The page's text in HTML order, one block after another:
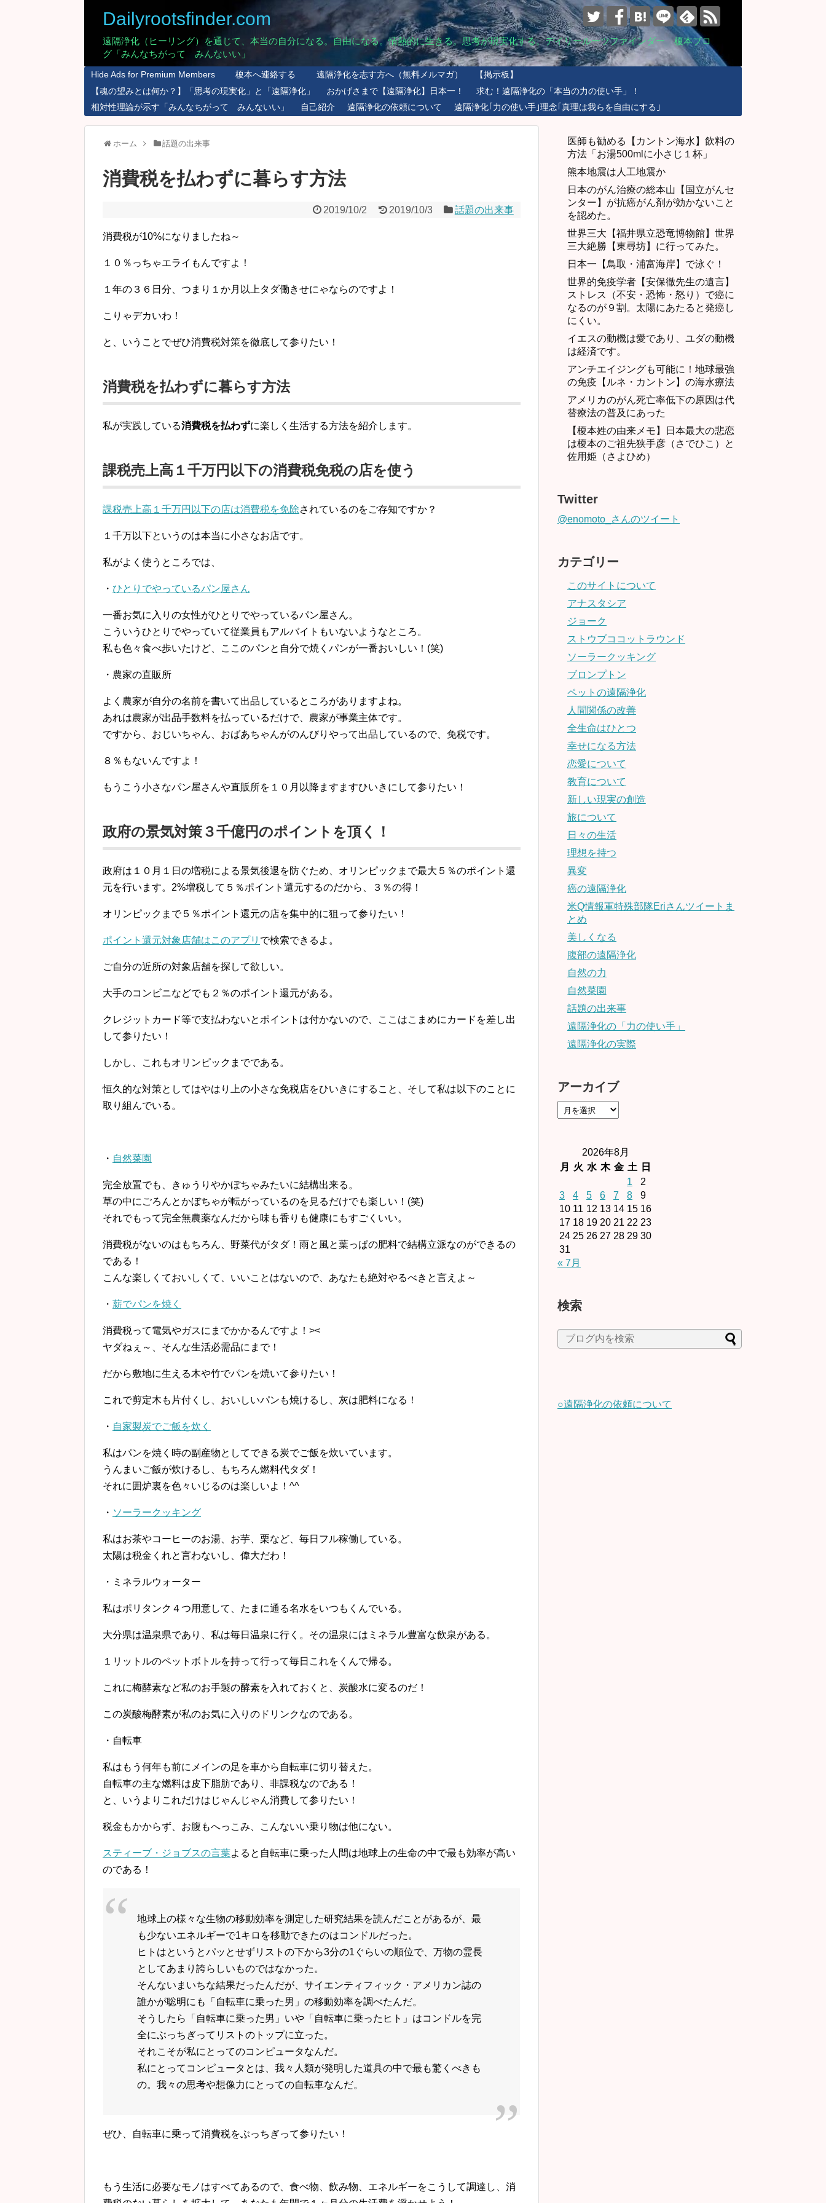
Dailyrootsfinder.com
遠隔浄化（ヒーリング）を通じて、本当の自分になる。自由になる。情熱的に生きる。思考が現実化する。デイリールーツファインダー 榎本ブロ
グ「みんなちがって みんないい」
Hide Ads for Premium Members 榎本へ連絡する 遠隔浄化を志す方へ（無料メルマガ）
【掲示板】
【魂の望みとは何か？】「思考の現実化」と「遠隔浄化」
おかげさまで【遠隔浄化】日本一！
求む！遠隔浄化の「本当の力の使い手」！
相対性理論が示す「みんなちがって みんないい」
自己紹介 遠隔浄化の依頼について 遠隔浄化｢力の使い手｣理念｢真理は我らを自由にする｣
ホーム 話題の出来事
消費税を払わずに暮らす方法
2019/10/2 2019/10/3 話題の出来事
消費税が10%になりましたね～
１０％っちゃエライもんですよ！
１年の３６日分、つまり１か月以上タダ働きせにゃならのですよ！
こりゃデカいわ！
と、いうことでぜひ消費税対策を徹底して参りたい！
消費税を払わずに暮らす方法
私が実践している消費税を払わずに楽しく生活する方法を紹介します。
課税売上高１千万円以下の消費税免税の店を使う
課税売上高１千万円以下の店は消費税を免除されているのをご存知ですか？
１千万以下というのは本当に小さなお店です。
私がよく使うところでは、
・ ひとりでやっているパン屋さん
一番お気に入りの女性がひとりでやっているパン屋さん。
こういうひとりでやっていて従業員もアルバイトもいないようなところ。
私も色々食べ歩いたけど、ここのパンと自分で焼くパンが一番おいしい！(笑)
・農家の直販所
よく農家が自分の名前を書いて出品しているところがありますよね。
あれは農家が出品手数料を払っているだけで、農家が事業主体です。
ですから、おじいちゃん、おばあちゃんがのんびりやって出品しているので、免税です。
８％もないんですよ！
もうこう小さなパン屋さんや直販所を１０月以降ますますひいきにして参りたい！
政府の景気対策３千億円のポイントを頂く！
政府は１０月１日の増税による景気後退を防ぐため、オリンピックまで最大５％のポイント還
元を行います。2%増税して５％ポイント還元するのだから、３％の得！
オリンピックまで５％ポイント還元の店を集中的に狙って参りたい！
ポイント還元対象店舗はこのアプリ で検索できるよ。
ご自分の近所の対象店舗を探して欲しい。
大手のコンビニなどでも２％のポイント還元がある。
クレジットカード等で支払わないとポイントは付かないので、ここはこまめにカードを差し出
して参りたい！
しかし、これもオリンピックまでである。
恒久的な対策としてはやはり上の小さな免税店をひいきにすること、そして私は以下のことに
取り組んでいる。
・ 自然菜園
完全放置でも、きゅうりやかぼちゃみたいに結構出来る。
草の中にごろんとかぼちゃが転がっているのを見るだけでも楽しい！(笑)
それでもって完全無農薬なんだから味も香りも健康にもすごくいい。
消費税がないのはもちろん、野菜代がタダ！雨と風と葉っぱの肥料で結構立派なのができるの
である！
こんな楽しくておいしくて、いいことはないので、あなたも絶対やるべきと言えよ～
・ 薪でパンを焼く
消費税って電気やガスにまでかかるんですよ！><
ヤダねぇ～、そんな生活必需品にまで！
だから敷地に生える木や竹でパンを焼いて参りたい！
これで剪定木も片付くし、おいしいパンも焼けるし、灰は肥料になる！
・ 自家製炭でご飯を炊く
私はパンを焼く時の副産物としてできる炭でご飯を炊いています。
うんまいご飯が炊けるし、もちろん燃料代タダ！
それに囲炉裏を色々いじるのは楽しいよ！^^
・ ソーラークッキング
私はお茶やコーヒーのお湯、お芋、栗など、毎日フル稼働している。
太陽は税金くれと言わないし、偉大だわ！
・ミネラルウォーター
私はポリタンク４つ用意して、たまに通る名水をいつもくんでいる。
大分県は温泉県であり、私は毎日温泉に行く。その温泉にはミネラル豊富な飲泉がある。
１リットルのペットボトルを持って行って毎日これをくんで帰る。
これに梅酵素など私のお手製の酵素を入れておくと、炭酸水に変るのだ！
この炭酸梅酵素が私のお気に入りのドリンクなのである。
・自転車
私はもう何年も前にメインの足を車から自転車に切り替えた。
自転車の主な燃料は皮下脂肪であり、非課税なのである！
と、いうよりこれだけはじゃんじゃん消費して参りたい！
税金もかからず、お腹もへっこみ、こんないい乗り物は他にない。
スティーブ・ジョブスの言葉よると自転車に乗った人間は地球上の生命の中で最も効率が高い
のである！
地球上の様々な生物の移動効率を測定した研究結果を読んだことがあるが、最
も少ないエネルギーで1キロを移動できたのはコンドルだった。
ヒトはというとパッとせずリストの下から3分の1ぐらいの順位で、万物の霊長
としてあまり誇らしいものではなかった。
そんないまいちな結果だったんだが、サイエンティフィック・アメリカン誌の
誰かが聡明にも「自転車に乗った男」の移動効率を調べたんだ。
そうしたら「自転車に乗った男」いや「自転車に乗ったヒト」はコンドルを完
全にぶっちぎってリストのトップに立った。
それこそが私にとってのコンピュータなんだ。
私にとってコンピュータとは、我々人類が発明した道具の中で最も驚くべきも
の。我々の思考や想像力にとっての自転車なんだ。
ぜひ、自転車に乗って消費税をぶっちぎって参りたい！
もう生活に必要なモノはすべてあるので、食べ物、飲み物、エネルギーをこうして調達し、消
医師も勧める【カントン海水】飲料の
方法「お湯500mlに小さじ１杯」
熊本地震は人工地震か
日本のがん治療の総本山【国立がんセ
ンター】が抗癌がん剤が効かないこと
を認めた。
世界三大【福井県立恐竜博物館】世界
三大絶勝【東尋坊】に行ってみた。
日本一【鳥取・浦富海岸】で泳ぐ！
世界的免疫学者【安保徹先生の遺言】
ストレス（不安・恐怖・怒り）で癌に
なるのが９割。太陽にあたると発癌し
にくい。
イエスの動機は愛であり、ユダの動機
は経済です。
アンチエイジングも可能に！地球最強
の免疫【ルネ・カントン】の海水療法
アメリカのがん死亡率低下の原因は代
替療法の普及にあった
【榎本姓の由来メモ】日本最大の悲恋
は榎本のご祖先狭手彦（さでひこ）と
佐用姫（さよひめ）
Twitter
@enomoto_さんのツイート
カテゴリー
このサイトについて
アナスタシア
ジョーク
ストウブココットラウンド
ソーラークッキング
ブロンプトン
ペットの遠隔浄化
人間関係の改善
全生命はひとつ
幸せになる方法
恋愛について
教育について
新しい現実の創造
旅について
日々の生活
理想を持つ
異変
癌の遠隔浄化
米Q情報軍特殊部隊Eriさんツイートま
とめ
美しくなる
腹部の遠隔浄化
自然の力
自然菜園
話題の出来事
遠隔浄化の「力の使い手」
遠隔浄化の実際
アーカイブ
2026年8月
月
火 水 木 金 土
日
1
2
3
4 5 6 7 8
9
10 11 12 13 14 15 16
17 18 19 20 21 22 23
24 25 26 27 28 29 30
31
« 7月
検索
○遠隔浄化の依頼について